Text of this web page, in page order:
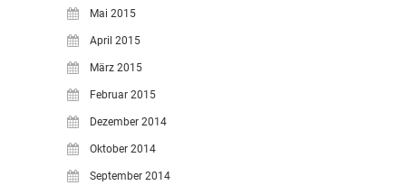
Mai 2015
April 2015
März 2015
Februar 2015
Dezember 2014
Oktober 2014
September 2014